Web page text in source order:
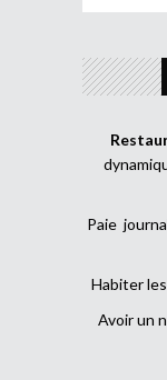
Paie
Habiter
Avoir un